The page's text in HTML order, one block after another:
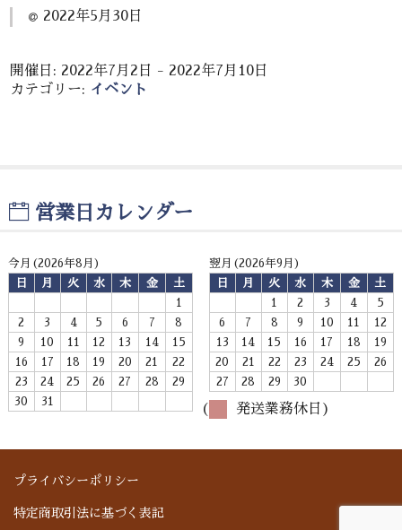
催事出展情報
2022年5月30日
開催日: 2022年7月2日 - 2022年7月10日
カテゴリー: イベント
営業日カレンダー
今月(2026年8月)
日
月 火 水 木 金
土
1
2
3 4 5 6 7
8
9
10 11 12 13 14
15
16
17 18 19 20 21
22
23
24 25 26 27 28
29
30
31
翌月(2026年9月)
日
月 火 水 木 金
土
1
2 3 4
5
6
7 8 9 10 11
12
13
14 15 16 17 18
19
20
21 22 23 24 25
26
27
28 29 30
( 発送業務休日)
プライバシーポリシー
特定商取引法に基づく表記